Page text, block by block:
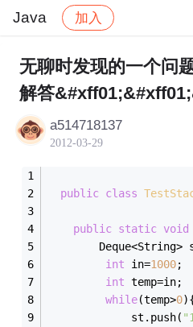
Java 加入
社区 Java 帖子详情
无聊时发现的一个问
解答
a514718137
2012-03-29
public class
public static void
Deque<String>
int in=1000;
int temp=in;
while(temp>0
			 st.push(